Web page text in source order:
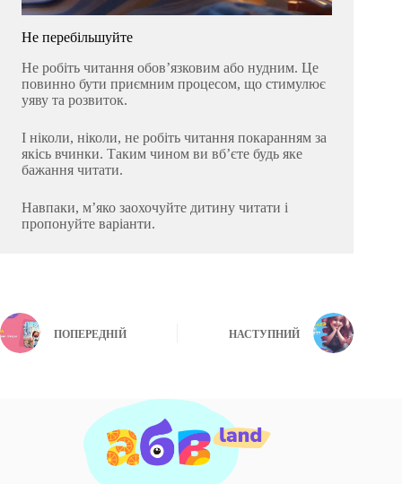
Не перебільшуйте
Не робіть читання обов’язковим або нудним. Це
повинно бути приємним процесом, що стимулює
уяву та розвиток.
І ніколи, ніколи, не робіть читання покаранням за
якісь вчинки. Таким чином ви вбʼєте будь яке
бажання читати.
Навпаки, мʼяко заохочуйте дитину читати і
пропонуйте варіанти.
ПОПЕРЕДНІЙ НАСТУПНИЙ